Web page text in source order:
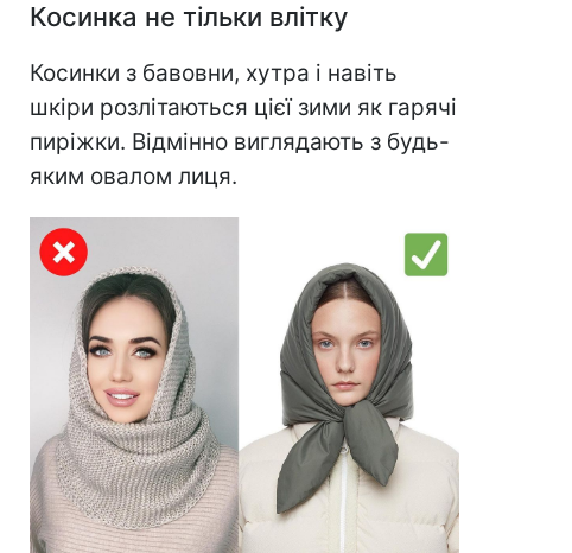
Косинка не тільки влітку
Косинки з бавовни, хутра і навіть
шкіри розлітаються цієї зими як гарячі
пиріжки. Відмінно виглядають з будь-
яким овалом лиця.